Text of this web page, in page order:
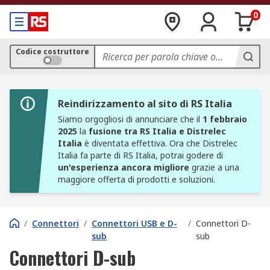
0
Codice costruttore
Reindirizzamento al sito di RS Italia
Siamo orgogliosi di annunciare che il 1 febbraio
2025 la fusione tra RS Italia e Distrelec
Italia è diventata effettiva. Ora che Distrelec
Italia fa parte di RS Italia, potrai godere di
un'esperienza ancora migliore grazie a una
maggiore offerta di prodotti e soluzioni.
/ Connettori / Connettori USB e D-
sub
/ Connettori D-
sub
Connettori D-sub